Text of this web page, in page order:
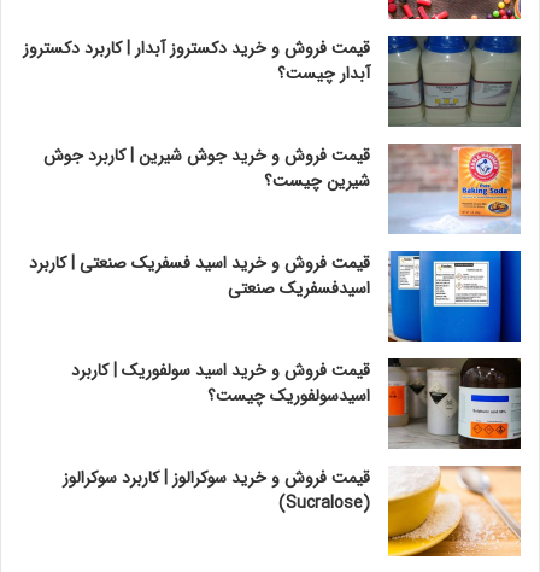
قیمت فروش و خرید دکستروز آبدار | کاربرد دکستروز
آبدار چیست؟
قیمت فروش و خرید جوش شیرین | کاربرد جوش
شیرین چیست؟
قیمت فروش و خرید اسید فسفریک صنعتی | کاربرد
اسیدفسفریک صنعتی
قیمت فروش و خرید اسید سولفوریک | کاربرد
اسیدسولفوریک چیست؟
قیمت فروش و خرید سوکرالوز | کاربرد سوکرالوز
(Sucralose)